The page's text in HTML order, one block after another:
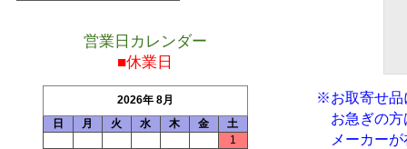
※お取寄せ品
お急ぎの方
メーカーが
営業日カレンダー
■休業日
2026年 8月
日
月 火 水 木 金
土
1